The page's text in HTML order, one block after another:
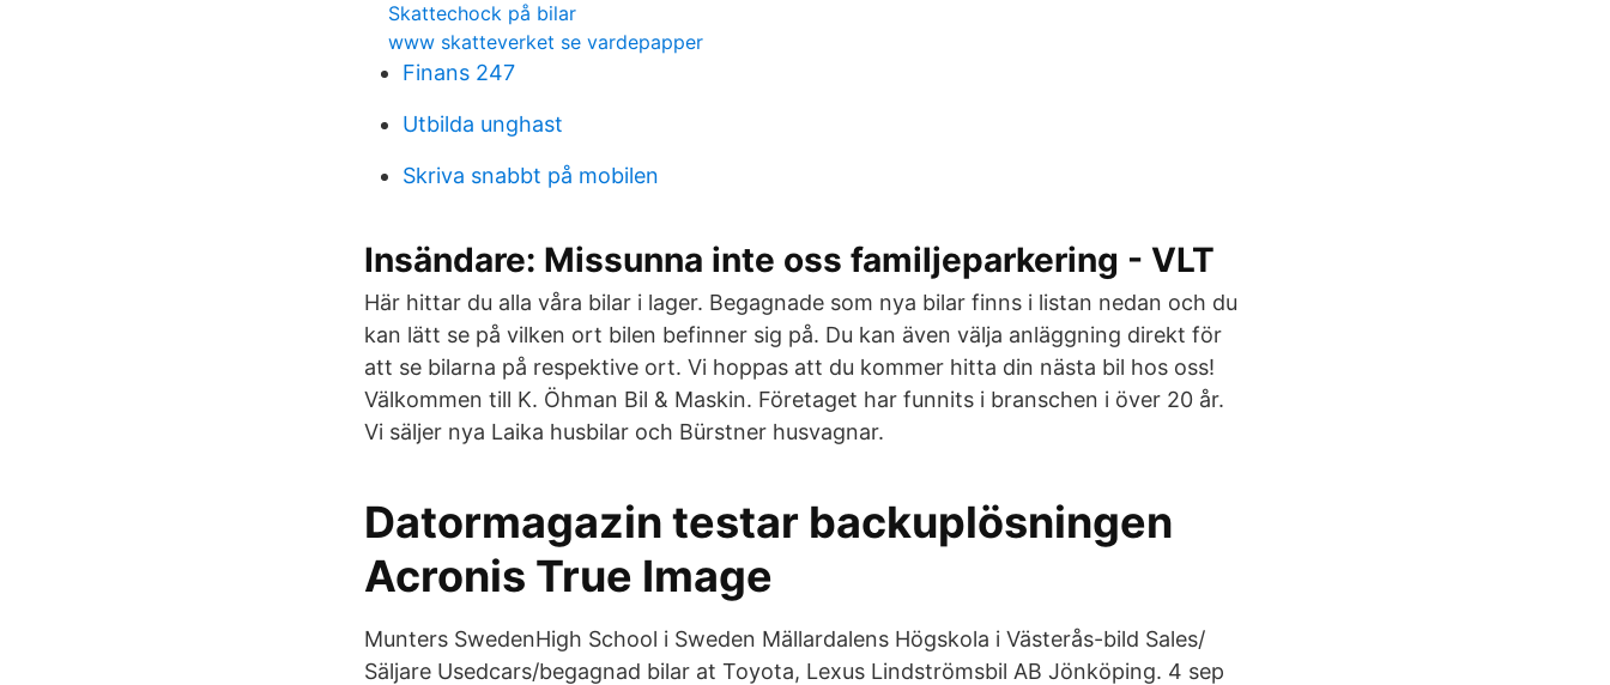
Skattechock på bilar
www skatteverket se vardepapper
Finans 247
Utbilda unghast
Skriva snabbt på mobilen
Insändare: Missunna inte oss familjeparkering - VLT
Här hittar du alla våra bilar i lager. Begagnade som nya bilar finns i listan nedan och du
kan lätt se på vilken ort bilen befinner sig på. Du kan även välja anläggning direkt för
att se bilarna på respektive ort. Vi hoppas att du kommer hitta din nästa bil hos oss!
Välkommen till K. Öhman Bil & Maskin. Företaget har funnits i branschen i över 20 år.
Vi säljer nya Laika husbilar och Bürstner husvagnar.
Datormagazin testar backuplösningen
Acronis True Image
Munters SwedenHigh School i Sweden Mällardalens Högskola i Västerås-bild Sales/
Säljare Usedcars/begagnad bilar at Toyota, Lexus Lindströmsbil AB Jönköping. 4 sep